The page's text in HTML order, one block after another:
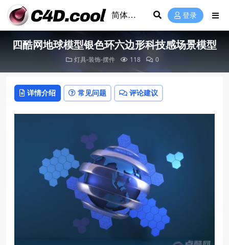
登录
四酷网地球模型银色环六边形科技感场景模型
灯具-装饰-摆件 118 0
详情介绍 常见问题 评论建议